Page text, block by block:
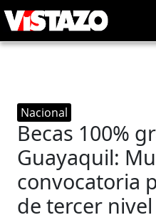
Nacional
Becas 100%
Guayaquil:
convocatoria
de tercer nivel